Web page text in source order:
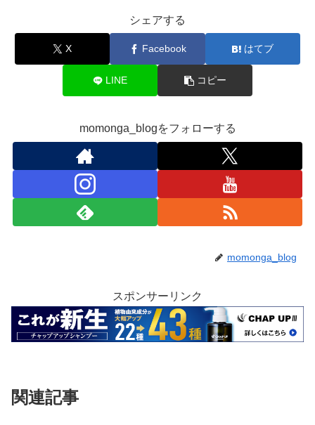
シェアする
X Facebook はてブ
LINE コピー
momonga_blogをフォローする
momonga_blog
スポンサーリンク
関連記事